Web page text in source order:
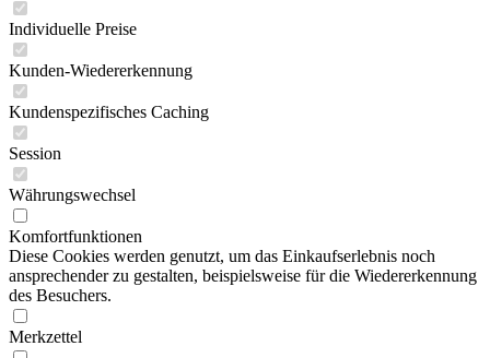
Individuelle Preise
Kunden-Wiedererkennung
Kundenspezifisches Caching
Session
Währungswechsel
Komfortfunktionen
Diese Cookies werden genutzt, um das Einkaufserlebnis noch
ansprechender zu gestalten, beispielsweise für die Wiedererkennung
des Besuchers.
Merkzettel